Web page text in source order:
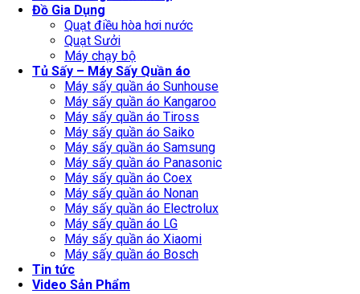
Đồ Gia Dụng
Quạt điều hòa hơi nước
Quạt Sưởi
Máy chạy bộ
Tủ Sấy – Máy Sấy Quần áo
Máy sấy quần áo Sunhouse
Máy sấy quần áo Kangaroo
Máy sấy quần áo Tiross
Máy sấy quần áo Saiko
Máy sấy quần áo Samsung
Máy sấy quần áo Panasonic
Máy sấy quần áo Coex
Máy sấy quần áo Nonan
Máy sấy quần áo Electrolux
Máy sấy quần áo LG
Máy sấy quần áo Xiaomi
Máy sấy quần áo Bosch
Tin tức
Video Sản Phẩm